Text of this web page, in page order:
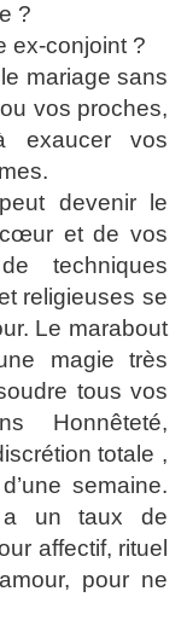
?
ex-conjoint ?
mariage sans
vos proches,
exaucer vos
devenir le
et de vos
techniques
religieuses se
Le marabout
magie très
tous vos
Honnêteté,
totale ,
semaine.
a un taux de
affectif, rituel
pour ne